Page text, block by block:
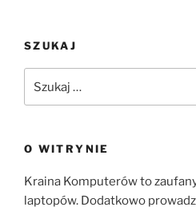
SZUKAJ
O WITRYNIE
Kraina Komputerów to
laptopów. Dodatkowo